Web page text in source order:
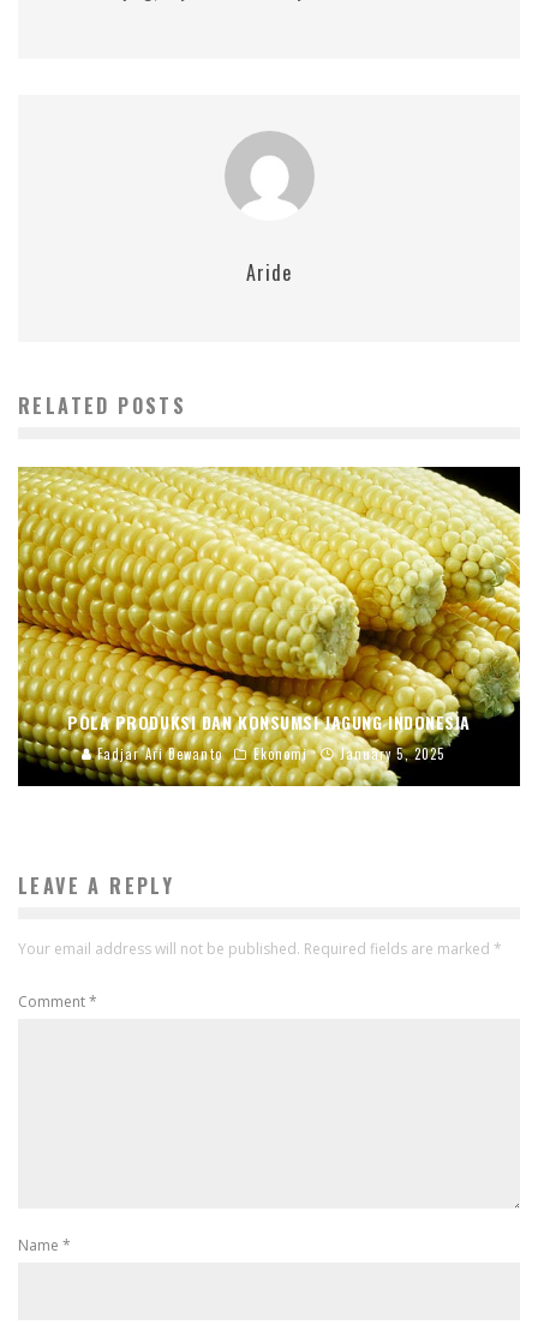
Aride
RELATED POSTS
POLA PRODUKSI DAN KONSUMSI JAGUNG INDONESIA
Fadjar Ari Dewanto Ekonomi January 5, 2025
LEAVE A REPLY
Your email address will not be published. Required fields are marked *
Comment*
Name *